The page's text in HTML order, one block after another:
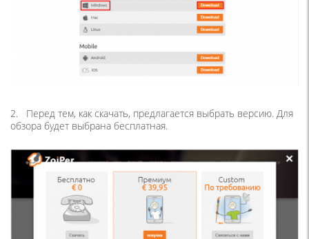
2. Перед тем, как скачать, предлагается выбрать версию. Для
обзора будет выбрана бесплатная.